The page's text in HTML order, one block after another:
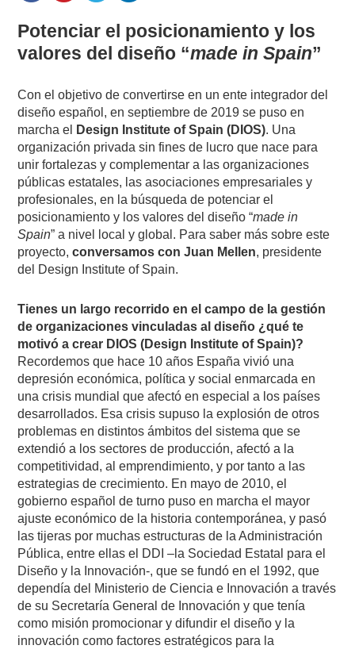
Potenciar el posicionamiento y los
valores del diseño “made in Spain”
Con el objetivo de convertirse en un ente integrador del
diseño español, en septiembre de 2019 se puso en
marcha el
Design Institute of Spain (DIOS). Una
organización privada sin fines de lucro que nace para
unir fortalezas y complementar a las organizaciones
públicas estatales, las asociaciones empresariales y
profesionales, en la búsqueda de potenciar el
posicionamiento y los valores del diseño “made in
Spain” a nivel local y global. Para saber más sobre este
proyecto,conversamos con Juan Mellen, presidente
del Design Institute of Spain.
Tienes un largo recorrido en el campo de la gestión
de organizaciones vinculadas al diseño ¿qué te
motivó a crear DIOS (Design Institute of Spain)?
Recordemos que hace 10 años España vivió una
depresión económica, política y social enmarcada en
una crisis mundial que afectó en especial a los países
desarrollados. Esa crisis supuso la explosión de otros
problemas en distintos ámbitos del sistema que se
extendió a los sectores de producción, afectó a la
competitividad, al emprendimiento, y por tanto a las
estrategias de crecimiento. En mayo de 2010, el
gobierno español de turno puso en marcha el mayor
ajuste económico de la historia contemporánea, y pasó
las tijeras por muchas estructuras de la Administración
Pública, entre ellas el DDI –la Sociedad Estatal para el
Diseño y la Innovación-, que se fundó en el 1992, que
dependía del Ministerio de Ciencia e Innovación a través
de su Secretaría General de Innovación y que tenía
como misión promocionar y difundir el diseño y la
innovación como factores estratégicos para la